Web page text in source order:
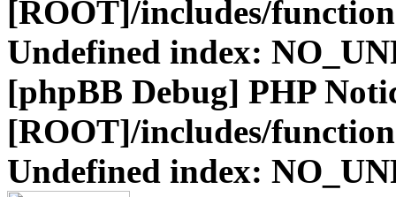
[ROOT]/includes/
Undefined index:
[phpBB Debug] PHP
[ROOT]/includes/
Undefined index: